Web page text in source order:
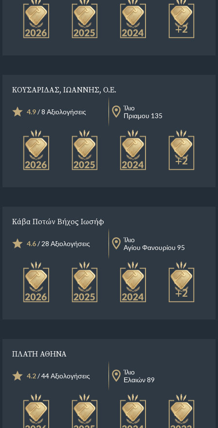
+2
ΚΟΥΣΑΡΙΔΑΣ, ΙΩΑΝΝΗΣ, Ο.Ε.
4.9/ 8 Αξιολογήσεις
Ίλιο
Πριαμου 135
+2
Κάβα Ποτών Βήχος Ιωσήφ
4.6/ 28 Αξιολογήσεις
Ίλιο
Αγίου Φανουρίου 95
+2
ΠΛΑΤΗ ΑΘΗΝΑ
4.2/ 44 Αξιολογήσεις
Ίλιο
Ελαιών 89